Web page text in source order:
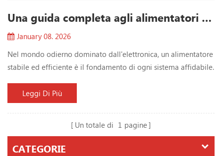
cosa sono i vantaggi di un alimentatore con PF...
Una guida completa agli alimentatori switching: soluzioni da un produttore professionista
January 08. 2026
Nel mondo odierno dominato dall'elettronica, un alimentatore
stabile ed efficiente è il fondamento di ogni sistema affidabile.
apparecchiature medicali all'elettronica di consumo, gli
alimentatori switching svolgono un ruolo fondamentale nel
professionale di alimentatori switching...
Leggi Di Più
Un totale di 1 pagine
CATEGORIE